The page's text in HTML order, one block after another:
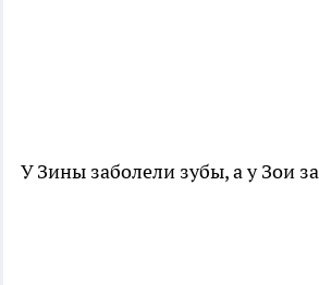
У Зины заболели зубы, а у Зои